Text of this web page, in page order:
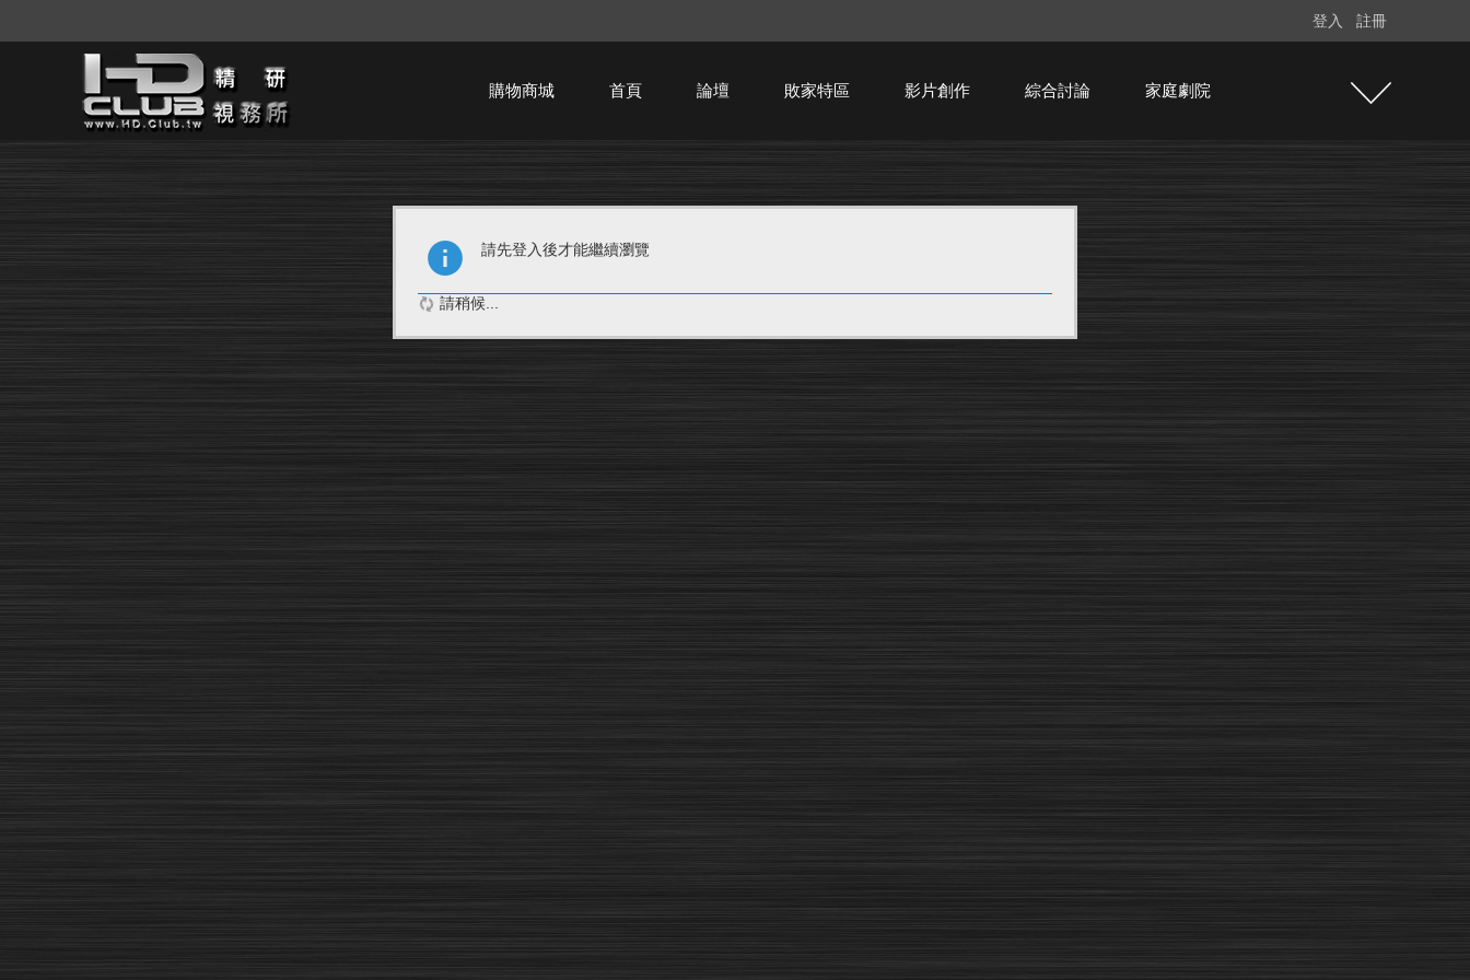
登入 註冊
購物商城 首頁 論壇 敗家特區 影片創作 綜合討論 家庭劇院
請先登入後才能繼續瀏覽
請稍候...